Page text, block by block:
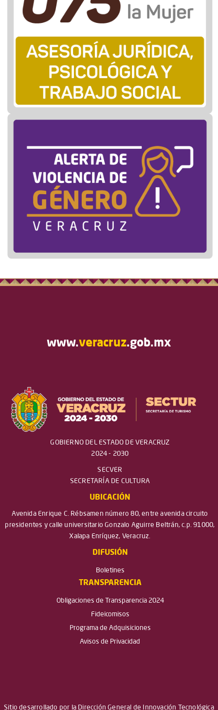
www.veracruz.gob.mx
GOBIERNO DEL ESTADO DE VERACRUZ
2024 - 2030
SECVER
SECRETARÍA DE CULTURA
UBICACIÓN
Avenida Enrique C. Rébsamen número 80, entre avenida circuito
presidentes y calle universitario Gonzalo Aguirre Beltrán, c.p. 91000,
Xalapa Enríquez, Veracruz.
DIFUSIÓN
Boletines
TRANSPARENCIA
Obligaciones de Transparencia 2024
Fideicomisos
Programa de Adquisiciones
Avisos de Privacidad
Sitio desarrollado por la Dirección General de Innovación Tecnológica